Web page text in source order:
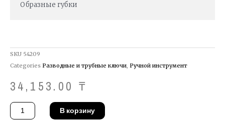
Образные губки
SKU 54209
Categories Разводные и трубные ключи Ручной инструмент
34,153.00 ₸
Количество
товара
Ключ
В корзину